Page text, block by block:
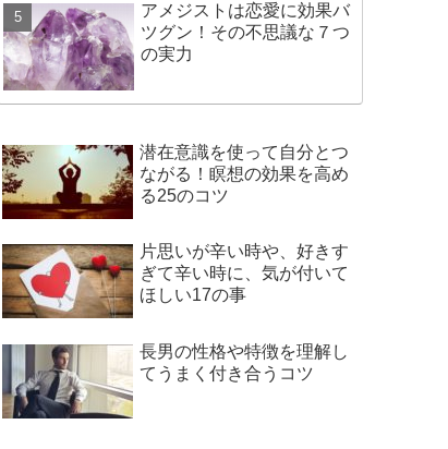
アメジストは恋愛に効果バ
ツグン！その不思議な７つ
の実力
潜在意識を使って自分とつ
ながる！瞑想の効果を高め
る25のコツ
片思いが辛い時や、好きす
ぎて辛い時に、気が付いて
ほしい17の事
長男の性格や特徴を理解し
てうまく付き合うコツ